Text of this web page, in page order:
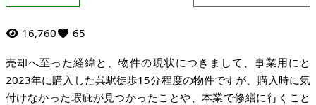
16,760 65
売却へ至った経緯と、物件の現状につきまして、事業用にと
2023年に購入した呉駅徒歩15分程度の物件ですが、購入時に気
付けなかった瑕疵が見つかったことや、本業で修繕に行くこと